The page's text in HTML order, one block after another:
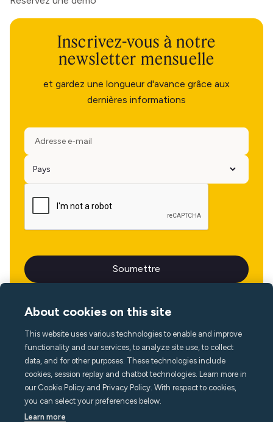
Inscrivez-vous à notre
newsletter mensuelle
et gardez une longueur d'avance grâce aux
dernières informations
Langue
About cookies on this site
This website uses various technologies to enable and improve
functionality and our services, to analyze site use, to collect
data, and for other purposes. These technologies include
cookies, session replay and chatbot technologies. Learn more in
our Cookie Policy and Privacy Policy. With respect to cookies,
you can select your preferences below.
Learn more